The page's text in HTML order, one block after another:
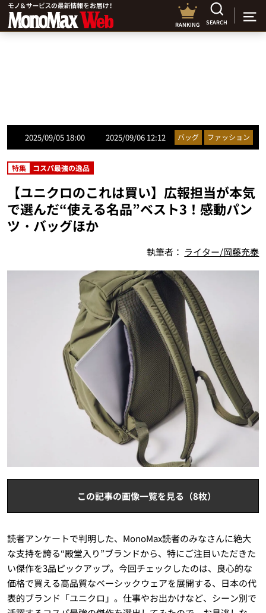
RANKING SEARCH
2025/09/05 18:00 2025/09/06 12:12 バッグ ファッション
特集 コスパ最強の逸品
【ユニクロのこれは買い】広報担当が本気
で選んだ“使える名品”ベスト3！感動パン
ツ・バッグほか
執筆者： ライター/岡藤充泰
この記事の画像一覧を見る（8枚）
読者アンケートで判明した、MonoMax読者のみなさんに絶大
な支持を誇る“殿堂入り”ブランドから、特にご注目いただきた
い傑作を3品ピックアップ。今回チェックしたのは、良心的な
価格で買える高品質なベーシックウェアを展開する、日本の代
表的ブランド「ユニクロ」。仕事やお出かけなど、シーン別で